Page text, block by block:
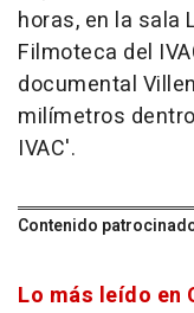
horas, en la sala
Filmoteca del
documental
milímetros
IVAC'.
Contenido
Lo más leído en